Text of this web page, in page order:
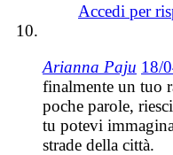
Accedi per
Arianna Paju 18/
finalmente un tuo
poche parole,
tu potevi
strade della città.